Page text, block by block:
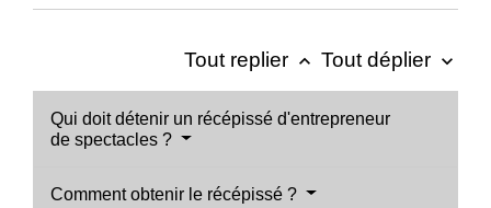
Tout replier keyboard_arrow_up Tout déplier keyboard_arrow_down
Qui doit détenir un récépissé d'entrepreneur
de spectacles ?
Comment obtenir le récépissé ?